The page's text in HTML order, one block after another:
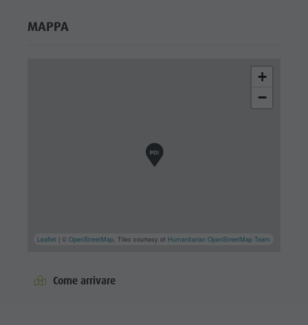
MAPPA
+
−
Leaflet | ©OpenStreetMap, Tiles courtesy of Humanitarian OpenStreetMap Team
Come arrivare